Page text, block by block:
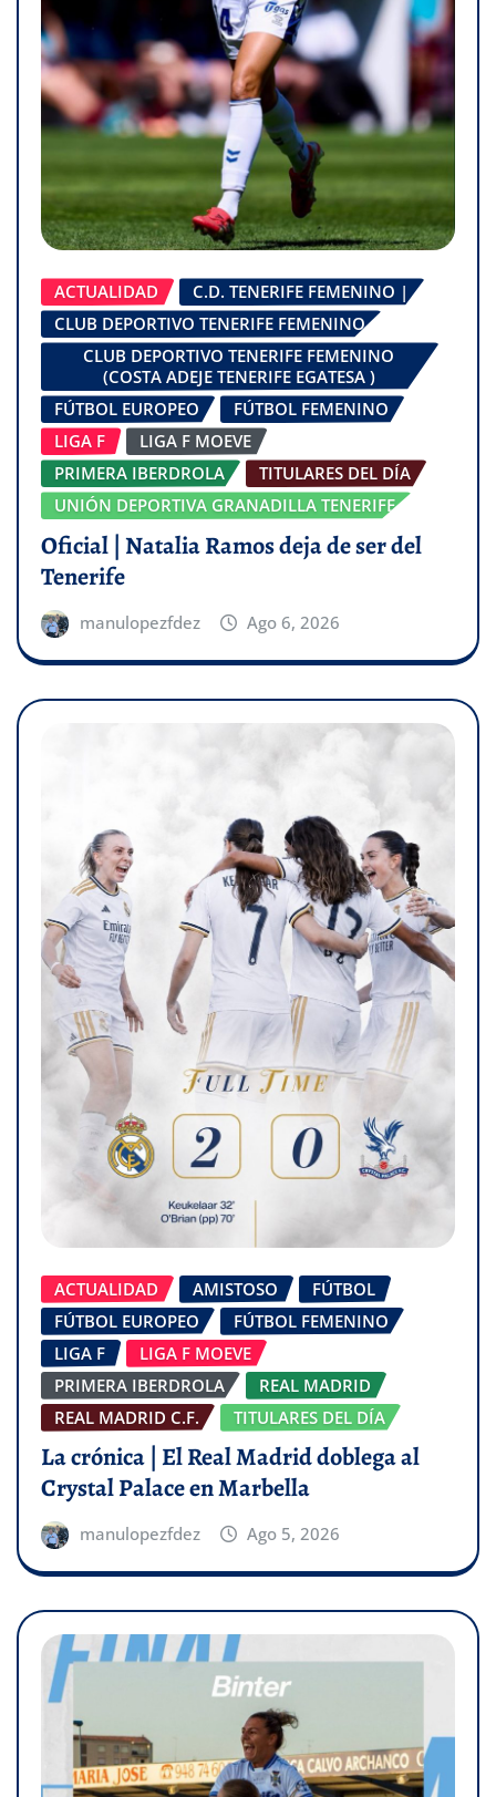
ACTUALIDAD
C.D. TENERIFE FEMENINO |
CLUB DEPORTIVO TENERIFE FEMENINO
CLUB DEPORTIVO TENERIFE FEMENINO
(COSTA ADEJE TENERIFE EGATESA )
FÚTBOL EUROPEO
FÚTBOL FEMENINO
LIGA F
LIGA F MOEVE
PRIMERA IBERDROLA
TITULARES DEL DÍA
UNIÓN DEPORTIVA GRANADILLA TENERIFE
Oficial | Natalia Ramos deja de ser del
Tenerife
manulopezfdez Ago 6, 2026
ACTUALIDAD AMISTOSO
FÚTBOL
FÚTBOL EUROPEO
FÚTBOL FEMENINO
LIGA F
LIGA F MOEVE
PRIMERA IBERDROLA
REAL MADRID
REAL MADRID C.F.
TITULARES DEL DÍA
La crónica | El Real Madrid doblega al
Crystal Palace en Marbella
manulopezfdez Ago 5, 2026